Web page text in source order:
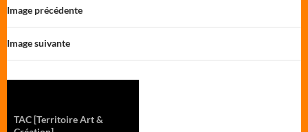
Image précédente
Image suivante
TAC[Territoire Art &